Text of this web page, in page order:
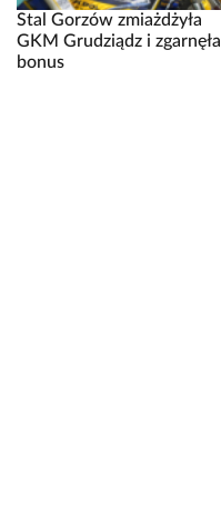
Stal Gorzów zmiażdżyła
GKM Grudziądz i zgarnęła
bonus